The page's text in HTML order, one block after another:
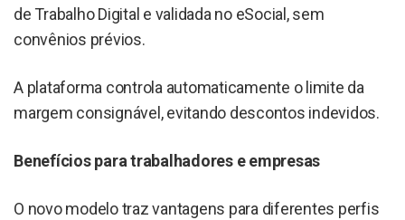
de Trabalho Digital e validada no eSocial, sem
convênios prévios.
A plataforma controla automaticamente o limite da
margem consignável, evitando descontos indevidos.
Benefícios para trabalhadores e empresas
O novo modelo traz vantagens para diferentes perfis